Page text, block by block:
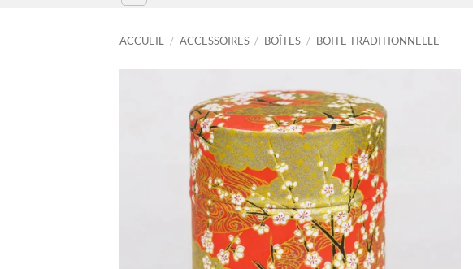
ACCUEIL / ACCESSOIRES / BOÎTES / BOITE TRADITIONNELLE